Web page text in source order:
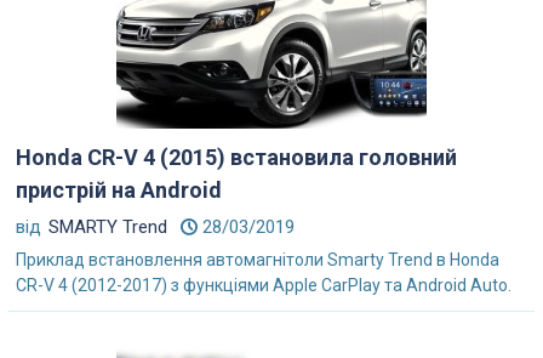
Honda CR-V 4 (2015) встановила головний
пристрій на Android
від SMARTY Trend 28/03/2019
Приклад встановлення автомагнітоли Smarty Trend в Honda
CR-V 4 (2012-2017) з функціями Apple CarPlay та Android Auto.